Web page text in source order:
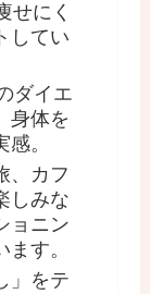
せにく
してい
ダイエ
身体を
。
、カフ
しみな
ョニン
す。
」をテ